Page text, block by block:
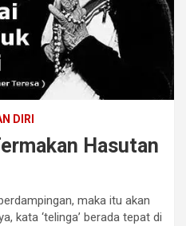
DIRI
Hasutan
maka itu akan
kata ‘telinga’ berada tepat di